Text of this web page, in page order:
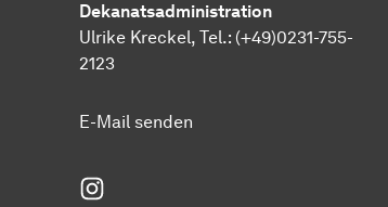
Dekanatsadministration
Ulrike Kreckel, Tel.: (+49)0231-755-
2123
E-Mail senden